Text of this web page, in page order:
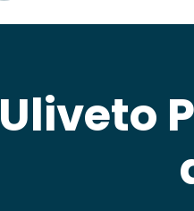
Uliveto